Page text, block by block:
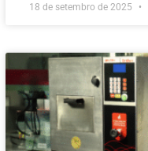
18 de setembro de 2025